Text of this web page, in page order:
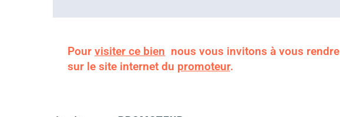
Pour visiter ce bien nous vous invitons à vous rendre
sur le site internet du promoteur.